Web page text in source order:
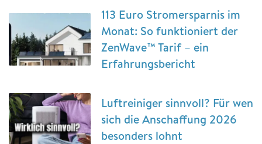
113 Euro Stromersparnis im
Monat: So funktioniert der
ZenWave™ Tarif – ein
Erfahrungsbericht
Luftreiniger sinnvoll? Für wen
sich die Anschaffung 2026
besonders lohnt